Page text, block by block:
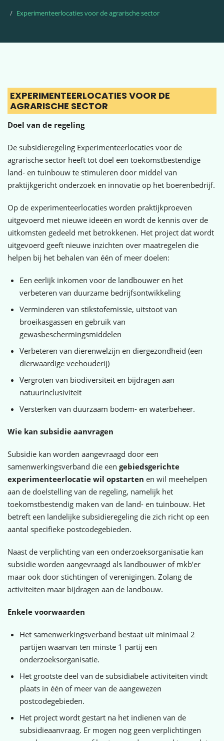
Experimenteerlocaties voor de agrarische sector
EXPERIMENTEERLOCATIES VOOR DE
AGRARISCHE SECTOR
Doel van de regeling
De subsidieregeling Experimenteerlocaties voor de
agrarische sector heeft tot doel een toekomstbestendige
land- en tuinbouw te stimuleren door middel van
praktijkgericht onderzoek en innovatie op het boerenbedrijf.
Op de experimenteerlocaties worden praktijkproeven
uitgevoerd met nieuwe ideeën en wordt de kennis over de
uitkomsten gedeeld met betrokkenen. Het project dat wordt
uitgevoerd geeft nieuwe inzichten over maatregelen die
helpen bij het behalen van één of meer doelen:
Een eerlijk inkomen voor de landbouwer en het
verbeteren van duurzame bedrijfsontwikkeling
Verminderen van stikstofemissie, uitstoot van
broeikasgassen en gebruik van
gewasbeschermingsmiddelen
Verbeteren van dierenwelzijn en diergezondheid (een
dierwaardige veehouderij)
Vergroten van biodiversiteit en bijdragen aan
natuurinclusiviteit
Versterken van duurzaam bodem- en waterbeheer.
Wie kan subsidie aanvragen
Subsidie kan worden aangevraagd door een
samenwerkingsverband die een gebiedsgerichte
experimenteerlocatie wil opstarten en wil meehelpen
aan de doelstelling van de regeling, namelijk het
toekomstbestendig maken van de land- en tuinbouw. Het
betreft een landelijke subsidieregeling die zich richt op een
aantal specifieke postcodegebieden.
Naast de verplichting van een onderzoeksorganisatie kan
subsidie worden aangevraagd als landbouwer of mkb’er
maar ook door stichtingen of verenigingen. Zolang de
activiteiten maar bijdragen aan de landbouw.
Enkele voorwaarden
Het samenwerkingsverband bestaat uit minimaal 2
partijen waarvan ten minste 1 partij een
onderzoeksorganisatie.
Het grootste deel van de subsidiabele activiteiten vindt
plaats in één of meer van de aangewezen
postcodegebieden.
Het project wordt gestart na het indienen van de
subsidieaanvraag. Er mogen nog geen verplichtingen